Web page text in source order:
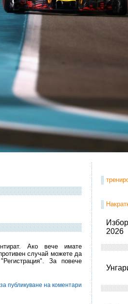
2026
Ако вече имате
случай можете да
За повече
публикуване на коментари